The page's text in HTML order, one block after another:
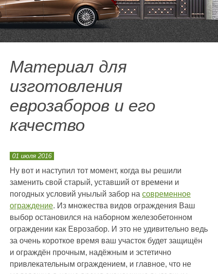
Материал для
изготовления
еврозаборов и его
качество
01 июля 2016
Ну вот и наступил тот момент, когда вы решили
заменить свой старый, уставший от времени и
погодных условий унылый забор на современное
ограждение. Из множества видов ограждения Ваш
выбор остановился на наборном железобетонном
ограждении как Еврозабор. И это не удивительно ведь
за очень короткое время ваш участок будет защищён
и ограждён прочным, надёжным и эстетично
привлекательным ограждением, и главное, что не